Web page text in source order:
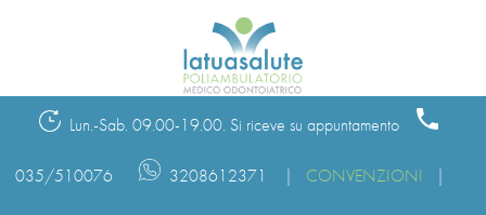
Lun.-Sab. 09.00-19.00. Si riceve su appuntamento
035/510076 3208612371 | CONVENZIONI |